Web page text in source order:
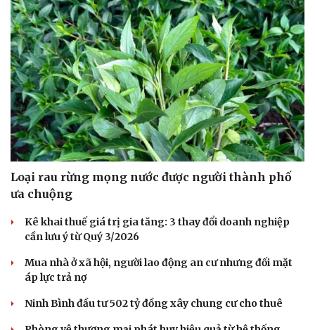
Du lịch
Tư vấn
Câu chuyện thời sự
Loại rau rừng mọng nước được người thành phố
ưa chuộng
Kê khai thuế giá trị gia tăng: 3 thay đổi doanh nghiệp
cần lưu ý từ Quý 3/2026
Mua nhà ở xã hội, người lao động an cư nhưng đối mặt
áp lực trả nợ
Ninh Bình đầu tư 502 tỷ đồng xây chung cư cho thuê